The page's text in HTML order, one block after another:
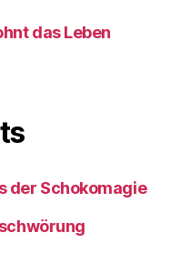
das Leben
der Schokomagie